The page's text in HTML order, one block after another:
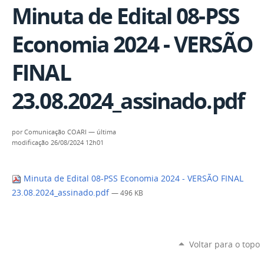
Minuta de Edital 08-PSS
Economia 2024 - VERSÃO
FINAL
23.08.2024_assinado.pdf
porComunicação COARI — última
modificação 26/08/2024 12h01
Minuta de Edital 08-PSS Economia 2024 - VERSÃO FINAL
23.08.2024_assinado.pdf — 496 KB
Voltar para o topo